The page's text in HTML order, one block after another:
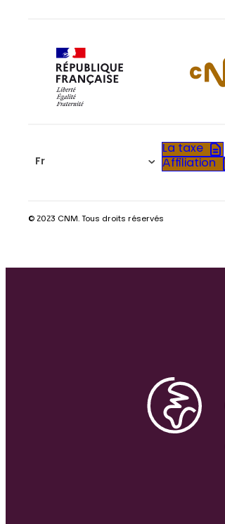
Fr
La taxe
Affiliation
© 2023 CNM. Tous droits réservés